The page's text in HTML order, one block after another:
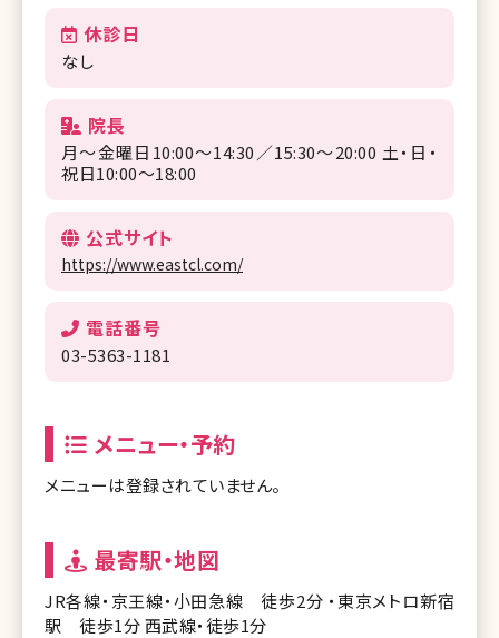
休診日
なし
院長
月〜金曜日10:00～14:30／15:30～20:00 土・日・
祝日10:00～18:00
公式サイト
https://www.eastcl.com/
電話番号
03-5363-1181
メニュー・予約
メニューは登録されていません。
最寄駅・地図
JR各線・京王線・小田急線 徒歩2分 ・東京メトロ新宿
駅 徒歩1分 西武線・徒歩1分